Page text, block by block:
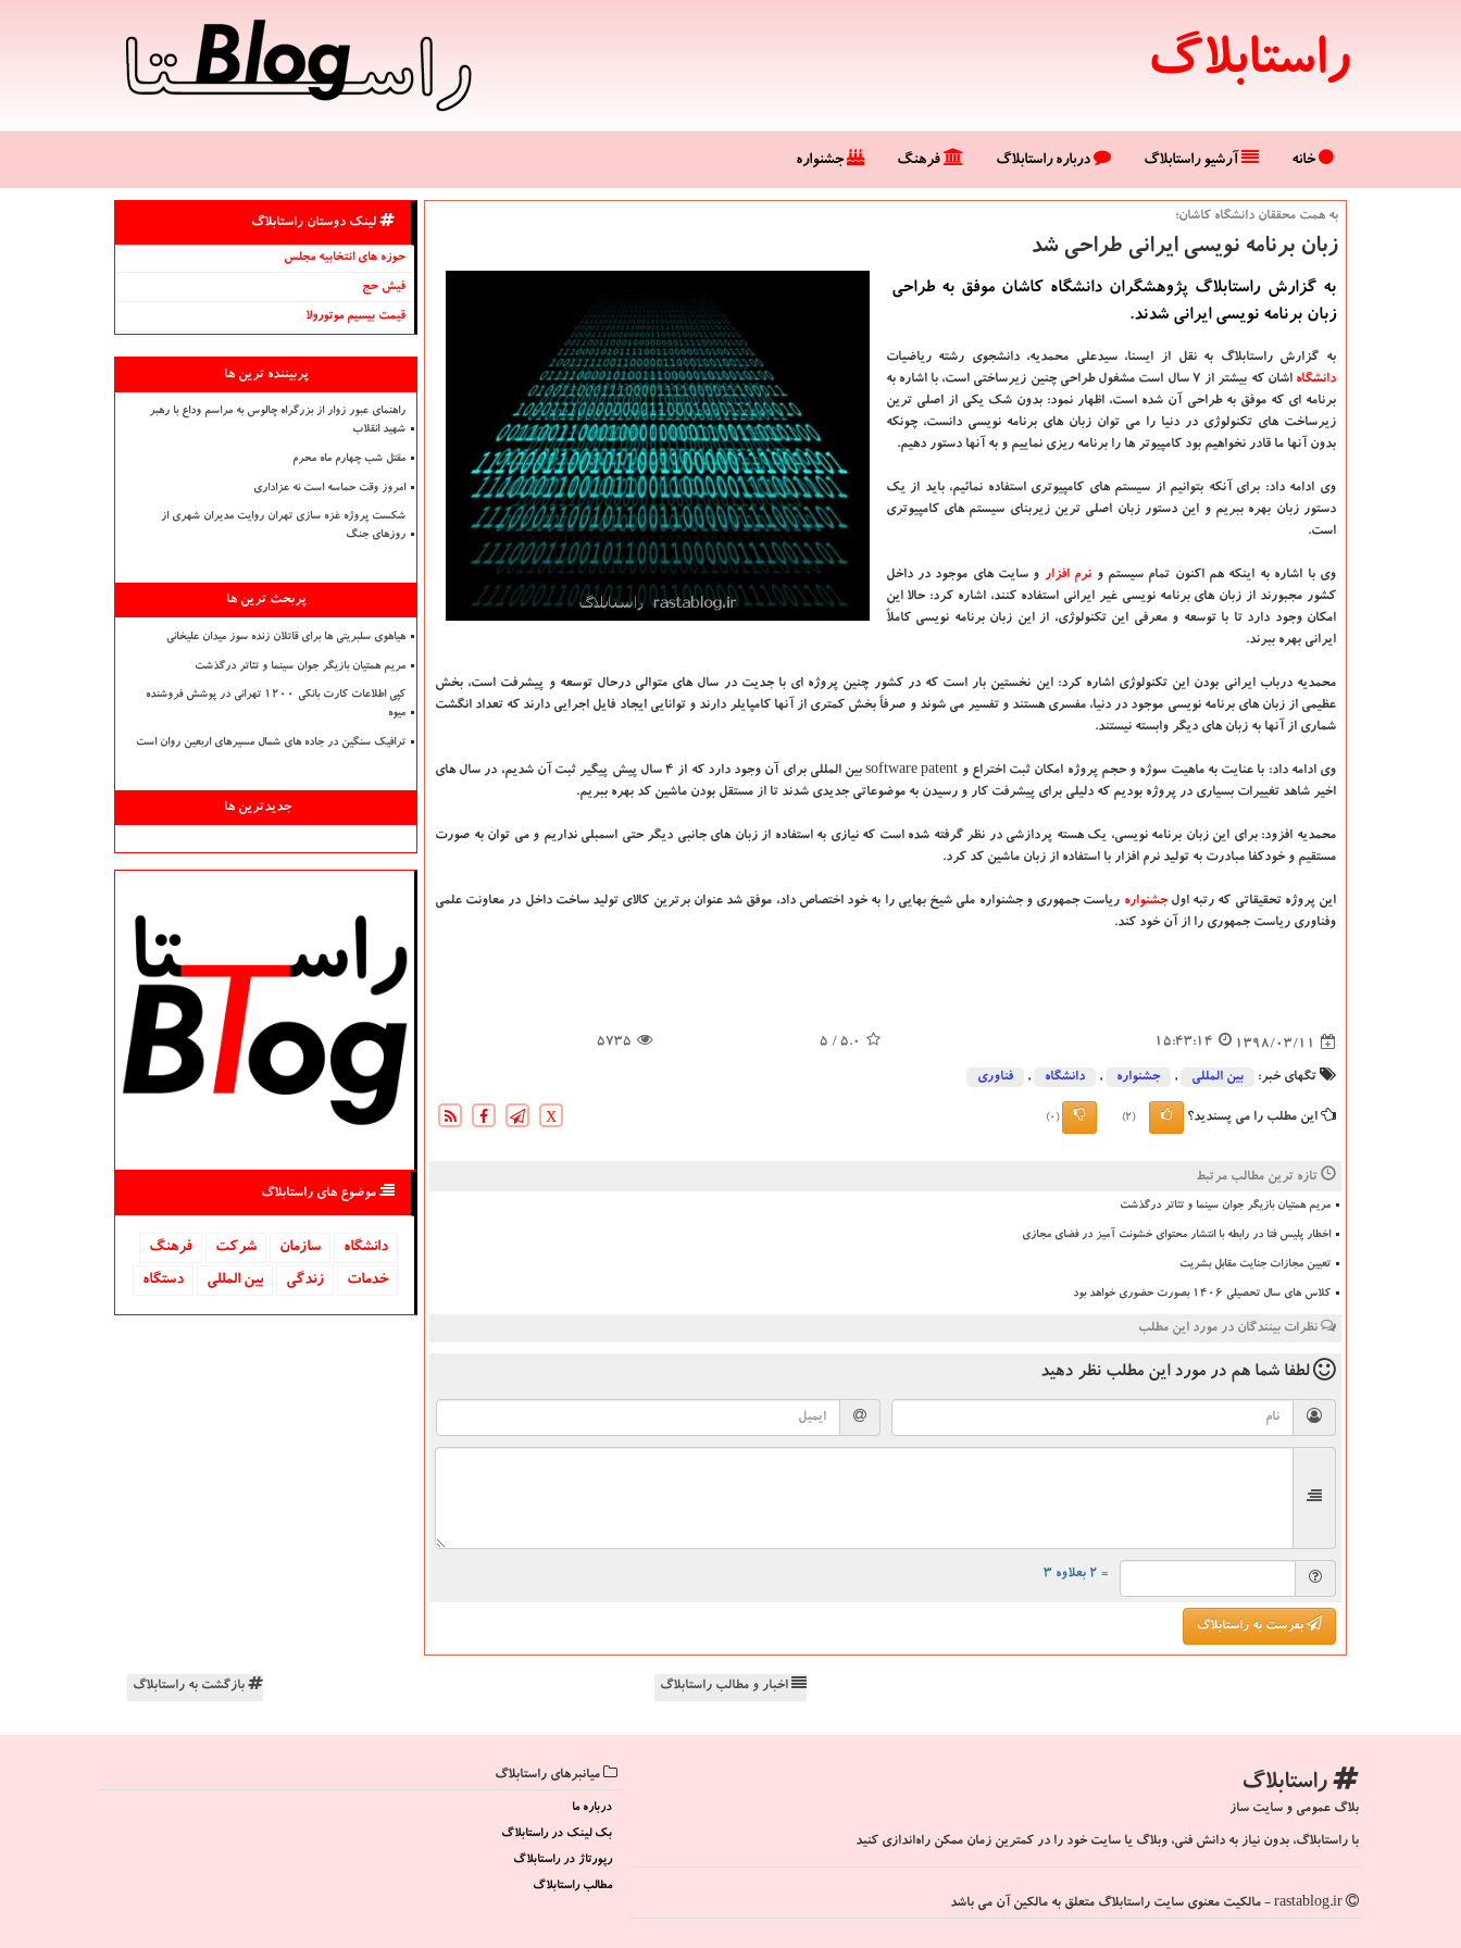
راستابلاگ
خانه آرشیو راستابلاگ درباره راستابلاگ فرهنگ جشنواره
به همت محققان دانشگاه كاشان؛
زبان برنامه نویسی ایرانی طراحی شد
به گزارش راستابلاگ پژوهشگران دانشگاه كاشان موفق به طراحی
زبان برنامه نویسی ایرانی شدند.
به گزارش راستابلاگ به نقل از ایسنا، سیدعلی محمدیه، دانشجوی رشته ریاضیات
دانشگاه‌
اشان كه بیشتر از ۷ سال است مشغول طراحی چنین زیرساختی است، با اشاره به
برنامه ای كه موفق به طراحی آن شده است، اظهار نمود: بدون شك یكی از اصلی ترین
زیرساخت های تكنولوژی در دنیا را می توان زبان های برنامه نویسی دانست، چونكه
بدون آنها ما قادر نخواهیم بود كامپیوتر ها را برنامه ریزی نماییم و به آنها دستور دهیم.
وی ادامه داد: برای آنكه بتوانیم از سیستم های كامپیوتری استفاده نمائیم، باید از یك
دستور زبان بهره ببریم و این دستور زبان اصلی ترین زیربنای سیستم های كامپیوتری
است.
وی با اشاره به اینكه هم اكنون تمام سیستم و نرم افزار و سایت های موجود در داخل
كشور مجبورند از زبان های برنامه نویسی غیر ایرانی استفاده كنند، اشاره كرد: حالا این
امكان وجود دارد تا با توسعه و معرفی این تكنولوژی، از این زبان برنامه نویسی كاملاً
ایرانی بهره ببرند.
محمدیه درباب ایرانی بودن این تكنولوژی اشاره كرد: این نخستین بار است كه در كشور چنین پروژه ای با جدیت در سال های متوالی درحال توسعه و پیشرفت است، بخش
عظیمی از زبان های برنامه نویسی موجود در دنیا، مفسری هستند و تفسیر می شوند و صرفاً بخش كمتری از آنها كامپایلر دارند و توانایی ایجاد فایل اجرایی دارند كه تعداد انگشت
شماری از آنها به زبان های دیگر وابسته نیستند.
وی ادامه داد: با عنایت به ماهیت سوژه و حجم پروژه امكان ثبت اختراع و software patent بین المللی برای آن وجود دارد كه از ۴ سال پیش پیگیر ثبت آن شدیم، در سال های
اخیر شاهد تغییرات بسیاری در پروژه بودیم كه دلیلی برای پیشرفت كار و رسیدن به موضوعاتی جدیدی شدند تا از مستقل بودن ماشین كد بهره ببریم.
محمدیه افزود: برای این زبان برنامه نویسی، یك هسته پردازشی در نظر گرفته شده است كه نیازی به استفاده از زبان های جانبی دیگر حتی اسمبلی نداریم و می توان به صورت
مستقیم و خودكفا مبادرت به تولید نرم افزار با استفاده از زبان ماشین كد كرد.
این پروژه تحقیقاتی كه رتبه اولجشنواره ریاست جمهوری و جشنواره ملی شیخ بهایی را به خود اختصاص داد، موفق شد عنوان برترین كالای تولید ساخت داخل در معاونت علمی
وفناوری ریاست جمهوری را از آن خود كند.
1398/03/11
15:43:14
5.0
/ 5
5735
تگهای خبر: بین المللی , جشنواره , دانشگاه‌ , فناوری
این مطلب را می پسندید؟ (2)
(0)
X
تازه ترین مطالب مرتبط
مریم همتیان بازیگر جوان سینما و تئاتر درگذشت
اخطار پلیس فتا در رابطه با انتشار محتوای خشونت آمیز در فضای مجازی
تعیین مجازات جنایت مقابل بشریت
کلاس های سال تحصیلی ۱۴۰۶ بصورت حضوری خواهد بود
نظرات بینندگان در مورد این مطلب
لطفا شما هم در مورد این مطلب نظر دهید
= ۲ بعلاوه ۳
بفرست به راستابلاگ
لینک دوستان راستابلاگ
حوزه های انتخابیه مجلس
فیش حج
قیمت بیسیم موتورولا
پربیننده ترین ها
راهنمای عبور زوار از بزرگراه چالوس به مراسم وداع با رهبر
شهید انقلاب
مقتل شب چهارم ماه محرم
امروز وقت حماسه است نه عزاداری
شکست پروژه غزه سازی تهران روایت مدیران شهری از
روزهای جنگ
پربحث ترین ها
هیاهوی سلبریتی ها برای قاتلان زنده سوز میدان علیخانی
مریم همتیان بازیگر جوان سینما و تئاتر درگذشت
کپی اطلاعات کارت بانکی ۱۲۰۰ تهرانی در پوشش فروشنده
میوه
ترافیک سنگین در جاده های شمال مسیرهای اربعین روان است
جدیدترین ها
موضوع های راستابلاگ
دانشگاه‌ سازمان شركت
فرهنگ
خدمات
زندگی بین المللی دستگاه
اخبار و مطالب راستابلاگ بازگشت به راستابلاگ
راستابلاگ
بلاگ عمومی و سایت ساز
با راستابلاگ، بدون نیاز به دانش فنی، وبلاگ یا سایت خود را در کمترین زمان ممکن راه‌اندازی کنید
میانبرهای راستابلاگ
درباره ما
بک لینک در راستابلاگ
رپورتاژ در راستابلاگ
مطالب راستابلاگ